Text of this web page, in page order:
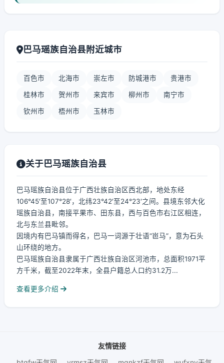
巴马瑶族自治县附近城市
百色市 北海市 崇左市 防城港市 贵港市
桂林市 贺州市 来宾市 柳州市 南宁市
钦州市 梧州市 玉林市
关于巴马瑶族自治县
巴马瑶族自治县位于广西壮族自治区西北部，地处东经
106°45′至107°28′，北纬23°42′至24°23′之间。县境东邻大化
瑶族自治县，南接平果市、田东县，西与百色市右江区相连，
北与东兰县毗邻。
因境内有巴马镇而得名，巴马一词源于壮语“岜马”，意为石头
山环绕的地方。
巴马瑶族自治县隶属于广西壮族自治区河池市，总面积1971平
方千米，截至2022年末，全县户籍总人口约31.2万...
查看更多介绍
友情链接